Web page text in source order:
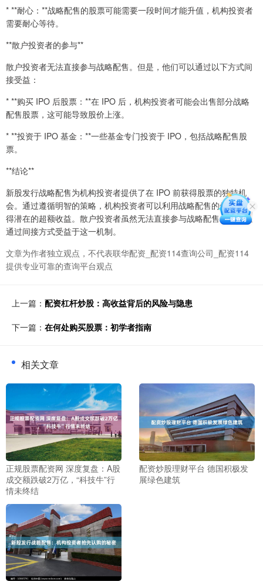
* **耐心：**战略配售的股票可能需要一段时间才能升值，机构投资者
需要耐心等待。
**散户投资者的参与**
散户投资者无法直接参与战略配售。但是，他们可以通过以下方式间
接受益：
* **购买 IPO 后股票：**在 IPO 后，机构投资者可能会出售部分战略
配售股票，这可能导致股价上涨。
* **投资于 IPO 基金：**一些基金专门投资于 IPO，包括战略配售股
票。
**结论**
新股发行战略配售为机构投资者提供了在 IPO 前获得股票的独特机
会。通过遵循明智的策略，机构投资者可以利用战略配售的优势，获
得潜在的超额收益。散户投资者虽然无法直接参与战略配售，但可以
通过间接方式受益于这一机制。
文章为作者独立观点，不代表联华配资_配资114查询公司_配资114
提供专业可靠的查询平台观点
上一篇： 配资杠杆炒股：高收益背后的风险与隐患
下一篇： 在何处购买股票：初学者指南
相关文章
正规股票配资网 深度复盘：A股
成交额跌破2万亿，“科技牛”行
情未终结
配资炒股理财平台 德国积极发
展绿色建筑